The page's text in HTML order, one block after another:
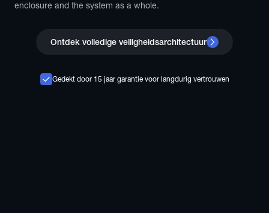
enclosure and the system as a whole.
Ontdek volledige veiligheidsarchitectuur
Gedekt door 15 jaar garantie voor langdurig vertrouwen